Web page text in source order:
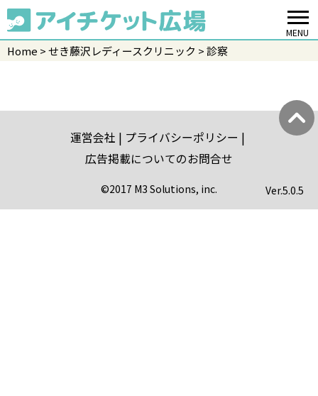
MENU
Home せき藤沢レディースクリニック 診察
運営会社
プライバシーポリシー
広告掲載についてのお問合せ
©2017 M3 Solutions, inc. Ver.5.0.5